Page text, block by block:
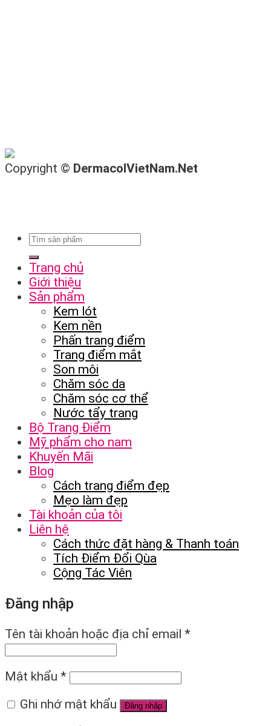
Copyright © DermacolVietNam.Net
Trang chủ
Giới thiệu
Sản phẩm
Kem lót
Kem nền
Phấn trang điểm
Trang điểm mắt
Son môi
Chăm sóc da
Chăm sóc cơ thể
Nước tẩy trang
Bộ Trang Điểm
Mỹ phẩm cho nam
Khuyến Mãi
Blog
Cách trang điểm đẹp
Mẹo làm đẹp
Tài khoản của tôi
Liên hệ
Cách thức đặt hàng & Thanh toán
Tích Điểm Đổi Qùa
Cộng Tác Viên
Đăng nhập
Tên tài khoản hoặc địa chỉ email *
Mật khẩu *
Ghi nhớ mật khẩu
Đăng nhập